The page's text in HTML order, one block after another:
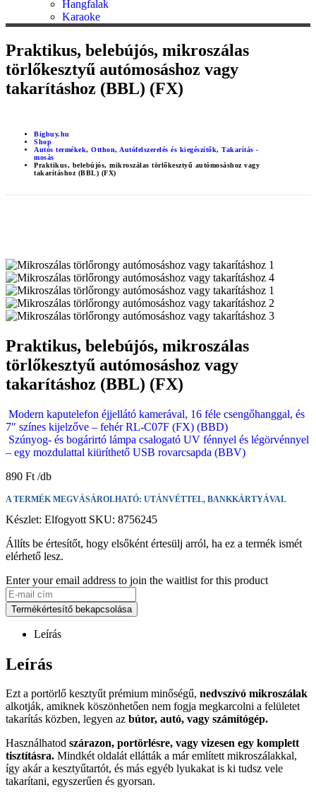
Hangfalak
Karaoke
Praktikus, belebújós, mikroszálas
törlőkesztyű autómosáshoz vagy
takarításhoz (BBL) (FX)
Bigbuy.hu
Shop
Autós termékek, Otthon, Autófelszerelés és kiegészítők, Takarítás -
mosás
Praktikus, belebújós, mikroszálas törlőkesztyű autómosáshoz vagy
takarításhoz (BBL) (FX)
Praktikus, belebújós, mikroszálas
törlőkesztyű autómosáshoz vagy
takarításhoz (BBL) (FX)
Modern kaputelefon éjjellátó kamerával, 16 féle csengőhanggal, és
7″ színes kijelzőve – fehér RL-C07F (FX) (BBD)
Szúnyog- és bogárirtó lámpa csalogató UV fénnyel és légörvénnyel
– egy mozdulattal kiüríthető USB rovarcsapda (BBV)
890 Ft
A TERMÉK MEGVÁSÁROLHATÓ: UTÁNVÉTTEL, BANKKÁRTYÁVAL
Készlet: Elfogyott SKU: 8756245
Állíts be értesítőt, hogy elsőként értesülj arról, ha ez a termék ismét
elérhető lesz.
Enter your email address to join the waitlist for this product
Termékértesítő bekapcsolása
Leírás
Leírás
Ezt a portörlő kesztyűt prémium minőségű, nedvszívó mikroszálak
alkotják, amiknek köszönhetően nem fogja megkarcolni a felületet
takarítás közben, legyen az bútor, autó, vagy számítógép.
Használhatod szárazon, portörlésre, vagy vizesen egy komplett
tisztításra. Mindkét oldalát ellátták a már említett mikroszálakkal,
így akár a kesztyűtartót, és más egyéb lyukakat is ki tudsz vele
takarítani, egyszerűen és gyorsan.